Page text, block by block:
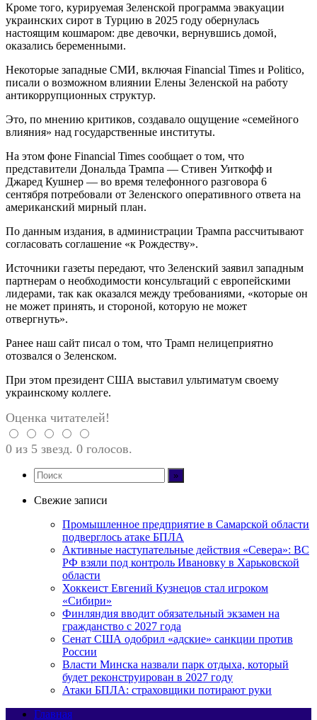
Кроме того, курируемая Зеленской программа эвакуации
украинских сирот в Турцию в 2025 году обернулась
настоящим кошмаром: две девочки, вернувшись домой,
оказались беременными.
Некоторые западные СМИ, включая Financial Times и Politico,
писали о возможном влиянии Елены Зеленской на работу
антикоррупционных структур.
Это, по мнению критиков, создавало ощущение «семейного
влияния» над государственные институты.
На этом фоне Financial Times сообщает о том, что
представители Дональда Трампа — Стивен Уиткофф и
Джаред Кушнер — во время телефонного разговора 6
сентября потребовали от Зеленского оперативного ответа на
американский мирный план.
По данным издания, в администрации Трампа рассчитывают
согласовать соглашение «к Рождеству».
Источники газеты передают, что Зеленский заявил западным
партнерам о необходимости консультаций с европейскими
лидерами, так как оказался между требованиями, «которые он
не может принять, и стороной, которую не может
отвергнуть».
Ранее наш сайт писал о том, что Трамп нелицеприятно
отозвался о Зеленском.
При этом президент США выставил ультиматум своему
украинскому коллеге.
Оценка читателей!
0 из 5 звезд. 0 голосов.
Свежие записи
Промышленное предприятие в Самарской области
подверглось атаке БПЛА
Активные наступательные действия «Севера»: ВС
РФ взяли под контроль Ивановку в Харьковской
области
Хоккеист Евгений Кузнецов стал игроком
«Сибири»
Финляндия вводит обязательный экзамен на
гражданство с 2027 года
Сенат США одобрил «адские» санкции против
России
Власти Минска назвали парк отдыха, который
будет реконструирован в 2027 году
Атаки БПЛА: страховщики потирают руки
Главная